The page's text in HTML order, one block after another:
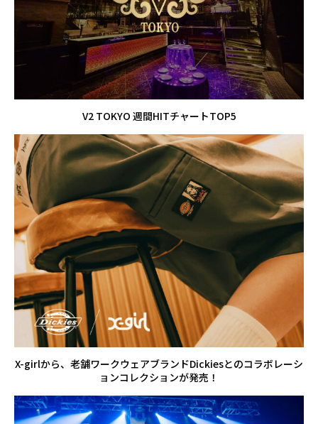
V2 TOKYO 週間HITチャートTOP5
X-girlから、老舗ワークウェアブランドDickiesとのコラボレーシ
ョンコレクションが発売！